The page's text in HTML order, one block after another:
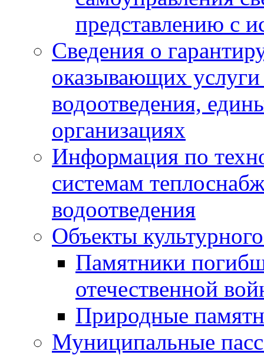
представлению с
Сведения о
оказывающих
водоотведения,
организациях
Информация по
системам
водоотведения
Объекты
Памятники
отечественной
Природные
Муниципальные